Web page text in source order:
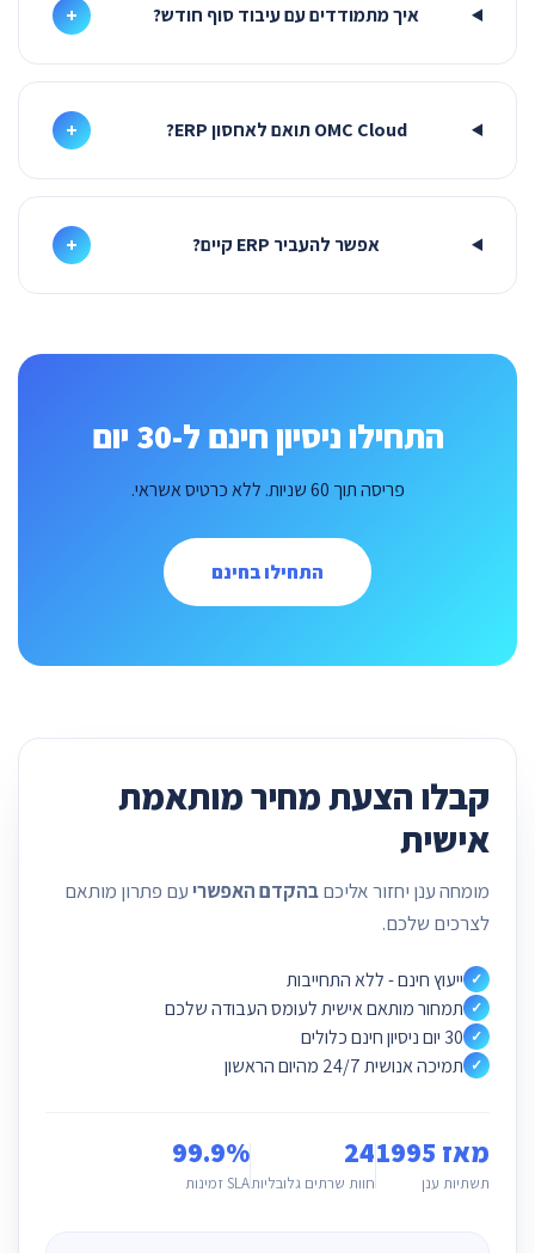
איך מתמודדים עם עיבוד סוף חודש? +
OMC Cloud תואם לאחסון ERP? +
אפשר להעביר ERP קיים? +
התחילו ניסיון חינם ל-30 יום
פריסה תוך 60 שניות. ללא כרטיס אשראי.
התחילו בחינם
קבלו הצעת מחיר מותאמת
אישית
מומחה ענן יחזור אליכםבהקדם האפשרי עם פתרון מותאם
לצרכים שלכם.
✓ ייעוץ חינם - ללא התחייבות
✓ תמחור מותאם אישית לעומס העבודה שלכם
✓ 30 יום ניסיון חינם כלולים
✓ תמיכה אנושית 24/7 מהיום הראשון
מאז 1995
תשתיות ענן
24
חוות שרתים גלובליות
99.9%
SLA זמינות